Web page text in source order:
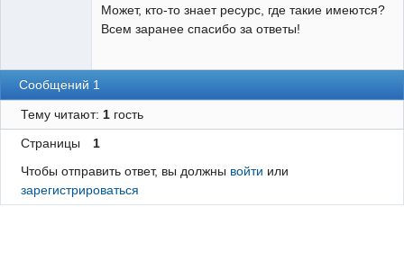
Может, кто-то знает ресурс, где такие имеются?
Всем заранее спасибо за ответы!
Сообщений 1
Тему читают: 1гость
Страницы
1
Чтобы отправить ответ, вы должны войти или
зарегистрироваться